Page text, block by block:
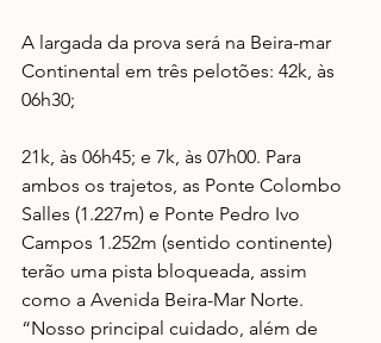
A largada da prova será na Beira-mar
Continental em três pelotões: 42k, às
06h30;
21k, às 06h45; e 7k, às 07h00. Para
ambos os trajetos, as Ponte Colombo
Salles (1.227m) e Ponte Pedro Ivo
Campos 1.252m (sentido continente)
terão uma pista bloqueada, assim
como a Avenida Beira-Mar Norte.
“Nosso principal cuidado, além de